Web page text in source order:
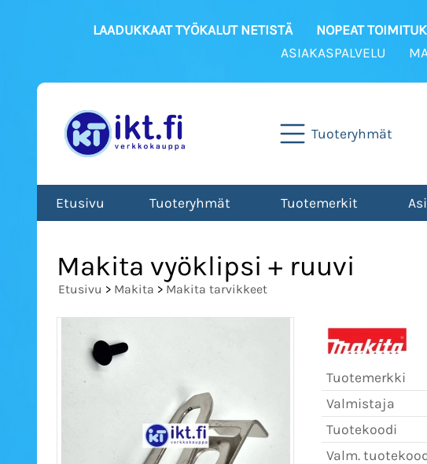
LAADUKKAAT TYÖKALUT NETISTÄ NOPEAT
ASIAKASPALVELU
Tuoteryhmät
Etusivu Tuoteryhmät Tuotemerkit
Makita vyöklipsi + ruuvi
Etusivu > Makita > Makita tarvikkeet
Tuotemerkki
Valmistaja
Tuotekoodi
Valm.